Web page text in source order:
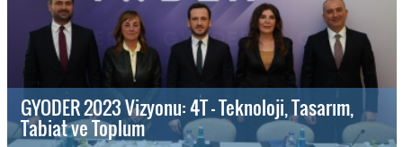
GYODER 2023 Vizyonu: 4T - Teknoloji, Tasarım,
Tabiat ve Toplum